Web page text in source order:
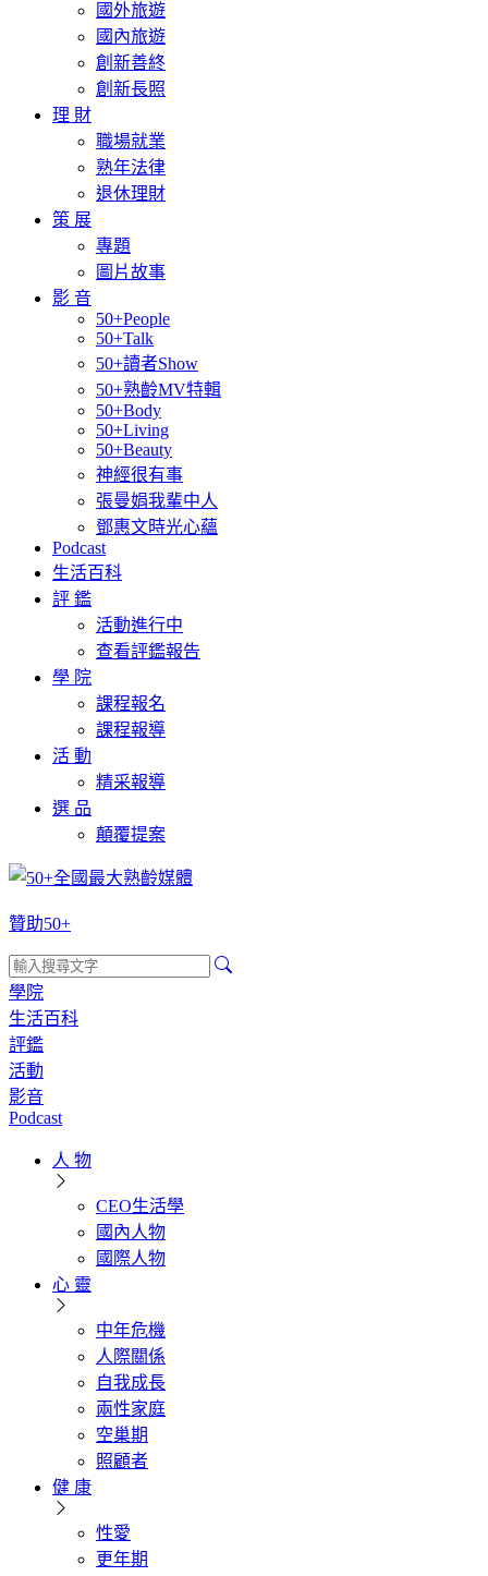
國外旅遊
國內旅遊
創新善終
創新長照
理 財
職場就業
熟年法律
退休理財
策 展
專題
圖片故事
影 音
50+People
50+Talk
50+讀者Show
50+熟齡MV特輯
50+Body
50+Living
50+Beauty
神經很有事
張曼娟我輩中人
鄧惠文時光心蘊
Podcast
生活百科
評 鑑
活動進行中
查看評鑑報告
學 院
課程報名
課程報導
活 動
精采報導
選 品
顛覆提案
贊助50+
學院
生活百科
評鑑
活動
影音
Podcast
人 物
CEO生活學
國內人物
國際人物
心 靈
中年危機
人際關係
自我成長
兩性家庭
空巢期
照顧者
健 康
性愛
更年期